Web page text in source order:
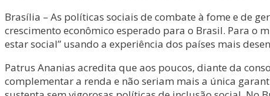
Brasília – As políticas sociais de combate à fome e de
crescimento econômico esperado para o Brasil. Para o
estar social” usando a experiência dos países mais
Patrus Ananias acredita que aos poucos, diante da
complementar a renda e não seriam mais a única